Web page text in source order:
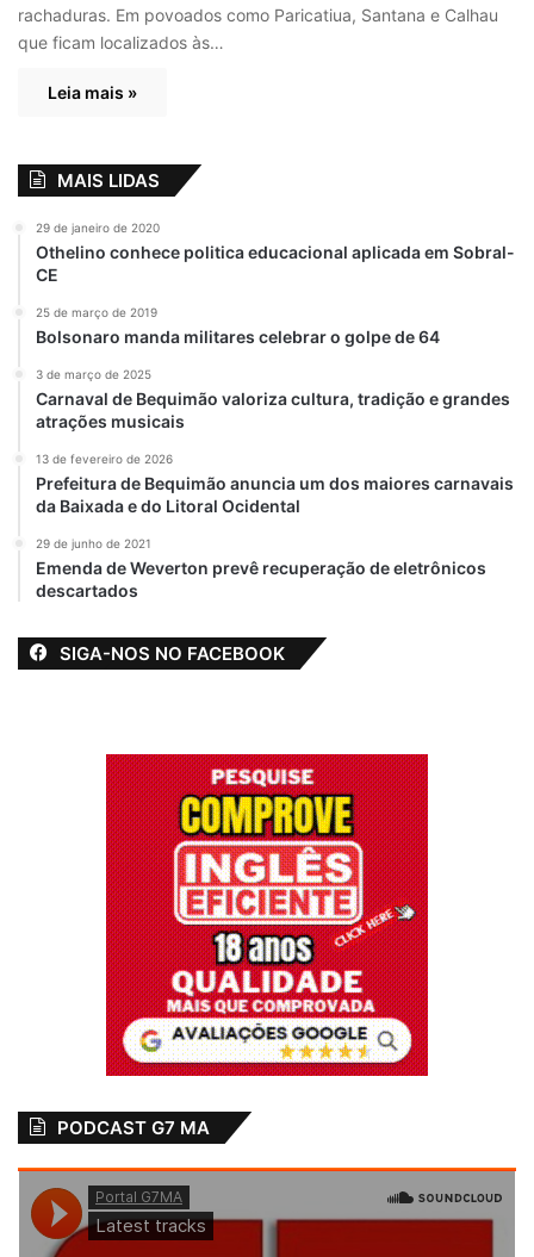
rachaduras. Em povoados como Paricatiua, Santana e Calhau
que ficam localizados às…
Leia mais »
MAIS LIDAS
29 de janeiro de 2020
Othelino conhece politica educacional aplicada em Sobral-
CE
25 de março de 2019
Bolsonaro manda militares celebrar o golpe de 64
3 de março de 2025
Carnaval de Bequimão valoriza cultura, tradição e grandes
atrações musicais
13 de fevereiro de 2026
Prefeitura de Bequimão anuncia um dos maiores carnavais
da Baixada e do Litoral Ocidental
29 de junho de 2021
Emenda de Weverton prevê recuperação de eletrônicos
descartados
SIGA-NOS NO FACEBOOK
PODCAST G7 MA